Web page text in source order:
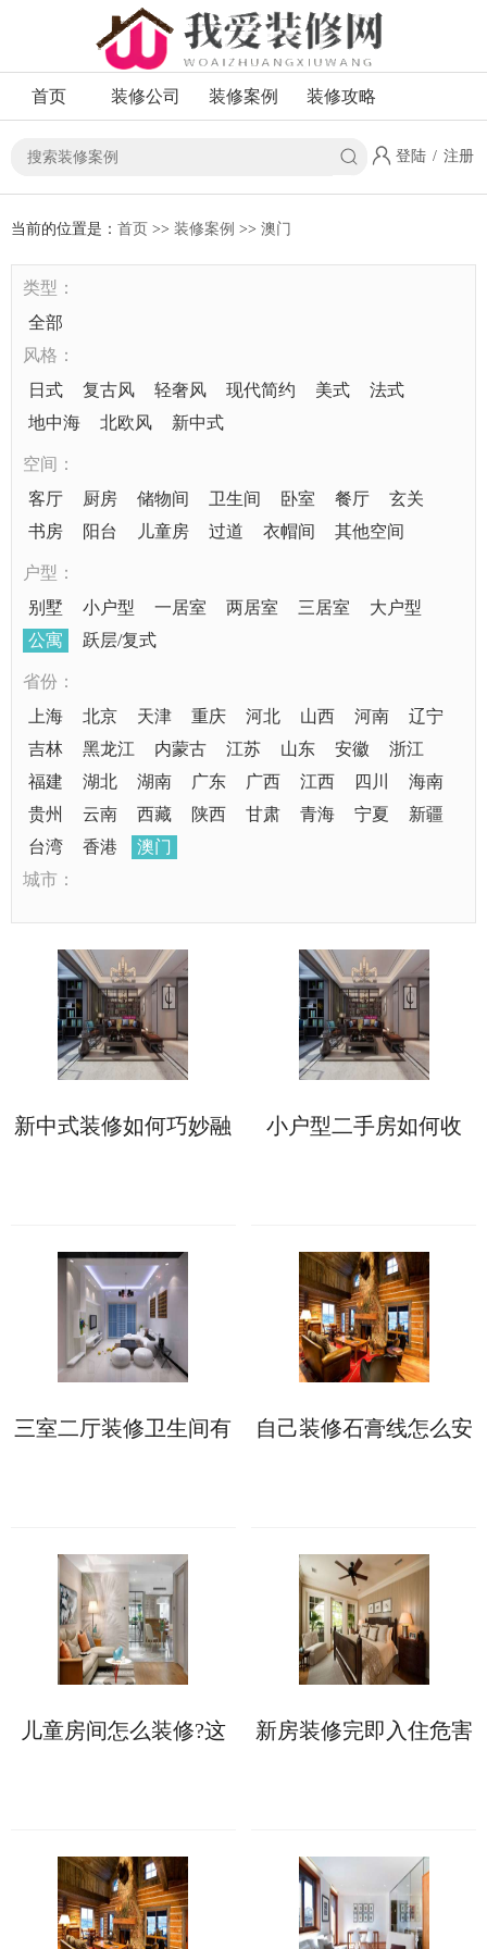
首页 装修公司 装修案例 装修攻略
登陆 / 注册
当前的位置是： 首页 >> 装修案例 >> 澳门
类型：
全部
风格：
日式
复古风 轻奢风 现代简约 美式
法式
地中海
北欧风 新中式
空间：
客厅
厨房 储物间 卫生间 卧室 餐厅
玄关
书房
阳台 儿童房 过道 衣帽间 其他空间
户型：
别墅
小户型 一居室 两居室 三居室
大户型
公寓
跃层/复式
省份：
上海
北京 天津 重庆 河北 山西 河南
辽宁
吉林
黑龙江 内蒙古 江苏 山东 安徽
浙江
福建
湖北 湖南 广东 广西 江西 四川
海南
贵州
云南 西藏 陕西 甘肃 青海 宁夏
新疆
台湾
香港
澳门
城市：
新中式装修如何巧妙融
小户型二手房如何收
三室二厅装修卫生间有
自己装修石膏线怎么安
儿童房间怎么装修?这
新房装修完即入住危害